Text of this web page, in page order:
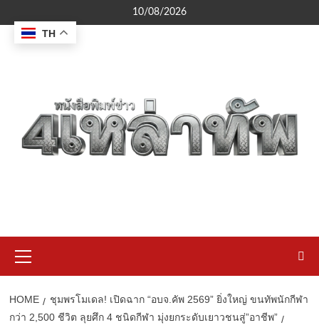
to
content
10/08/2026
Menu
HOME
ชุมพรโมเดล! เปิดฉาก “อบจ.คัพ 2569” ยิ่งใหญ่ ขนทัพนักกีฬา
กว่า 2,500 ชีวิต ลุยศึก 4 ชนิดกีฬา มุ่งยกระดับเยาวชนสู่”อาชีพ”
TH